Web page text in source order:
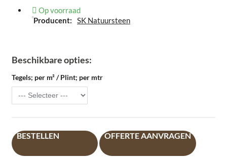
Op voorraad
Producent:
SK Natuursteen
Beschikbare opties:
Tegels; per m² / Plint; per mtr
BESTELLEN OFFERTE AANVRAGEN